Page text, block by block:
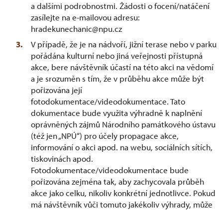
a dalšími podrobnostmi. Žádosti o focení/natáčení
zasílejte na e-mailovou adresu:
hradekunechanic@npu.cz
V případě, že je na nádvoří, jižní terase nebo v parku
pořádána kulturní nebo jiná veřejnosti přístupná
akce, bere návštěvník účastí na této akci na vědomí
a je srozuměn s tím, že v průběhu akce může být
pořizována její
fotodokumentace/videodokumentace. Tato
dokumentace bude využita výhradně k naplnění
oprávněných zájmů Národního památkového ústavu
(též jen „NPÚ“) pro účely propagace akce,
informování o akci apod. na webu, sociálních sítích,
tiskovinách apod.
Fotodokumentace/videodokumentace bude
pořizována zejména tak, aby zachycovala průběh
akce jako celku, nikoliv konkrétní jednotlivce. Pokud
má návštěvník vůči tomuto jakékoliv výhrady, může